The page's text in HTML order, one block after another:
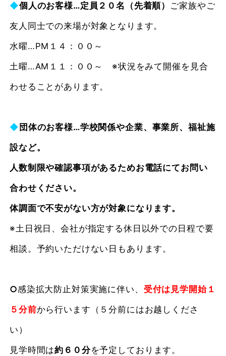
◆個人のお客様…定員２０名（先着順） ご家族やご
友人同士での来場が対象となります。
水曜…PM１４：００～
土曜…AM１１：００～ ※状況をみて開催を見合
わせることがあります。
◆ 団体のお客様…学校関係や企業、事業所、福祉施
設など。
人数制限や確認事項があるためお電話にてお問い
合わせください。
体調面で不安がない方が対象になります。
※土日祝日、会社が指定する休日以外での日程で要
相談。予約いただけない日もあります。
○感染拡大防止対策実施に伴い、 受付は見学開始１
５分前から行います（５分前にはお越しくださ
い）
見学時間は約６０分を予定しております。